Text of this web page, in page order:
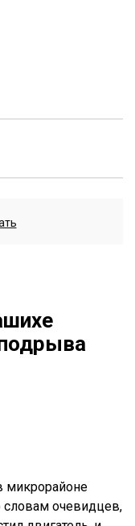
микрорайоне
словам очевидцев,